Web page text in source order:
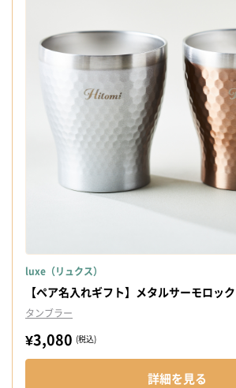
luxe（リュクス）
【ペア名入れギフト】メタルサーモロッ
タンブラー
¥3,080 (税込)
詳細を見る